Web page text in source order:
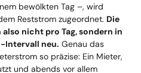
bewölkten Tag –, wird
Reststrom zugeordnet. Die
nicht pro Tag, sondern in
Intervall neu. Genau das
so präzise: Ein Mieter,
und abends vor allem